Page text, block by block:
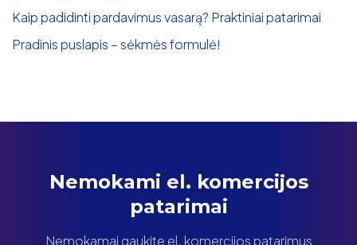
Kaip padidinti pardavimus vasarą? Praktiniai patarimai
Pradinis puslapis – sėkmės formulė!
Nemokami el. komercijos
patarimai
Nemokamai gaukite el. komercijos patarimus